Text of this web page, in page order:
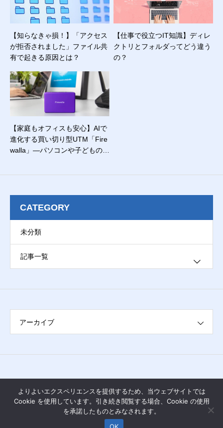
【知らなきゃ損！】「アクセス
が拒否されました」ファイル共
有で起きる原因とは？
【仕事で役立つIT知識】ディレ
クトリとフォルダってどう違う
の？
【家庭もオフィスも安心】AIで
進化する買い切り型UTM「Fire
walla」―パソコンや子どものス
CATEGORY
未分類
記事一覧
アーカイブ
よりよいエクスペリエンスを提供するため、当ウェブサイトでは
Cookie を使用しています。引き続き閲覧する場合、Cookie の使用
を承諾したものとみなされます。
OK